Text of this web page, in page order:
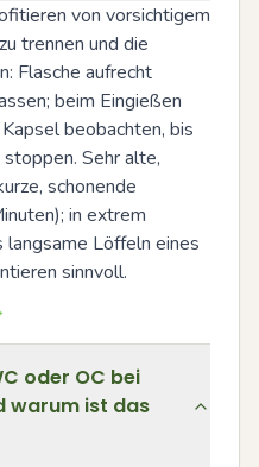
von vorsichtigem
trennen und die
Flasche aufrecht
beim Eingießen
beobachten, bis
Sehr alte,
schonende
in extrem
Löffeln eines
sinnvoll.
oder OC bei
warum ist das